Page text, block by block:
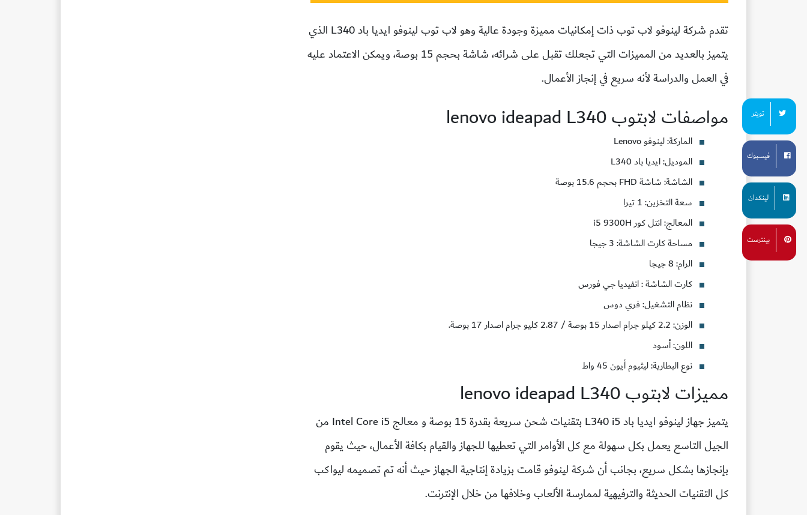
تقدم شركة لينوفو لاب توب ذات إمكانيات مميزة وجودة عالية وهو لاب توب لينوفو ايديا باد L340 الذي
يتميز بالعديد من المميزات التي تجعلك تقبل على شرائه، شاشة بحجم 15 بوصة، ويمكن الاعتماد عليه
في العمل والدراسة لأنه سريع في إنجاز الأعمال.
مواصفات لابتوب lenovo ideapad L340
الماركة: لينوفو Lenovo
الموديل: ايديا باد L340
الشاشة: شاشة FHD بحجم 15.6 بوصة
سعة التخزين: 1 تيرا
المعالج: انتل كور i5 9300H
مساحة كارت الشاشة: 3 جيجا
الرام: 8 جيجا
كارت الشاشة: انفيديا جي فورس
نظام التشغيل: فري دوس
الوزن: 2.2 كيلو جرام اصدار 15 بوصة / 2.87 كليو جرام اصدار 17 بوصة.
اللون: أسود
نوع البطارية: ليثيوم أيون 45 واط
مميزات لابتوب lenovo ideapad L340
يتميز جهازلينوفو ايديا بادL340 i5
بتقنيات شحن سريعة بقدرة 15 بوصة و معالج Intel Core i5 من
الجيل التاسع يعمل بكل سهولة مع كل الأوامر التي تعطيها للجهاز والقيام بكافة الأعمال، حيث يقوم
بإنجازها بشكل سريع، بجانب أن شركة لينوفو قامت بزيادة إنتاجية الجهاز حيث أنه تم تصميمه ليواكب
كل التقنيات الحديثة والترفيهية لممارسة الألعاب وخلافها من خلال الإنترنت.
تويتر
فيسبوك
لينكدان
بينترست